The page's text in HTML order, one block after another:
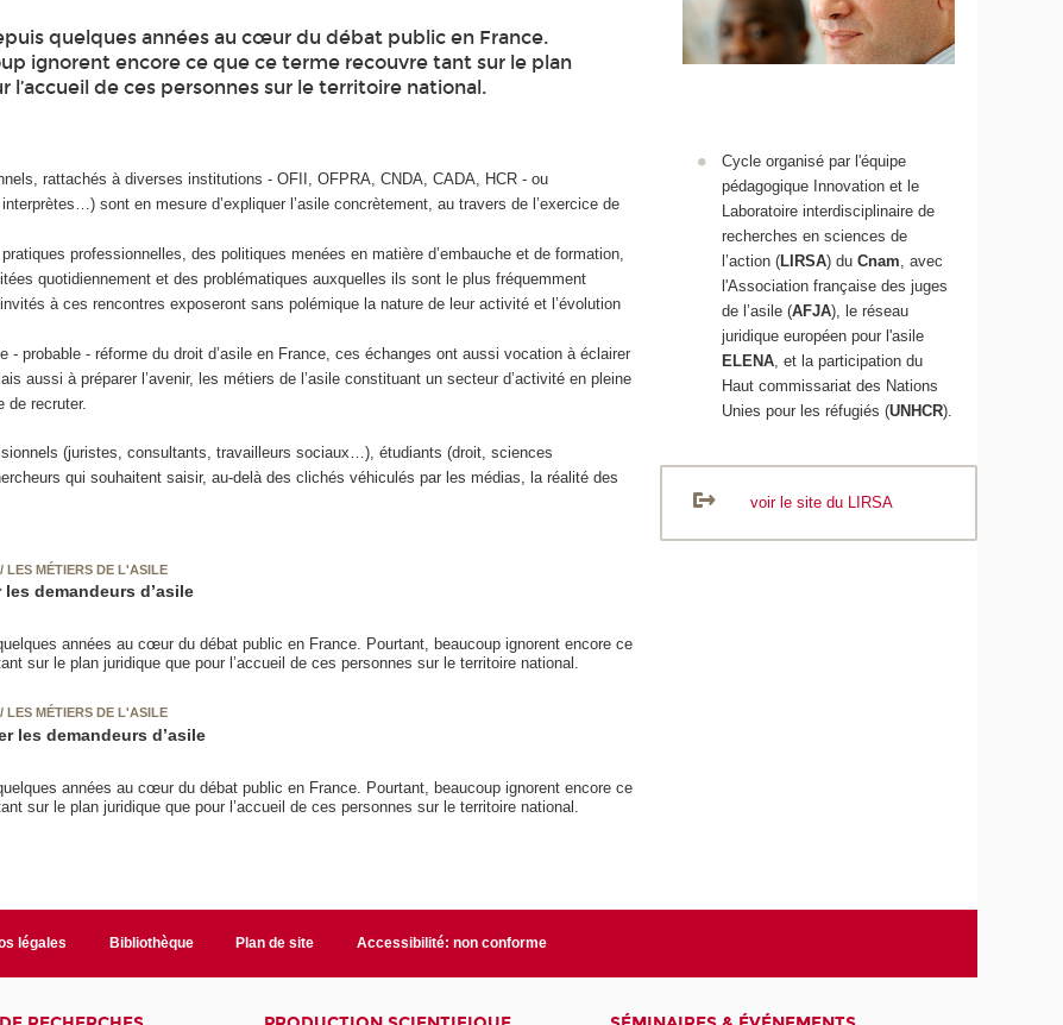
quelques années au cœur du débat public en France.
ignorent encore ce que ce terme recouvre tant sur le plan
l’accueil de ces personnes sur le territoire national.
rattachés à diverses institutions - OFII, OFPRA, CNDA, CADA, HCR - ou
sont en mesure d’expliquer l’asile concrètement, au travers de l’exercice de
professionnelles, des politiques menées en matière d’embauche et de formation,
quotidiennement et des problématiques auxquelles ils sont le plus fréquemment
à ces rencontres exposeront sans polémique la nature de leur activité et l’évolution
- probable - réforme du droit d’asile en France, ces échanges ont aussi vocation à éclairer
aussi à préparer l’avenir, les métiers de l’asile constituant un secteur d’activité en pleine
de recruter.
(juristes, consultants, travailleurs sociaux…), étudiants (droit, sciences
qui souhaitent saisir, au-delà des clichés véhiculés par les médias, la réalité des
LES MÉTIERS DE L'ASILE
demandeurs d’asile
années au cœur du débat public en France. Pourtant, beaucoup ignorent encore ce
sur le plan juridique que pour l’accueil de ces personnes sur le territoire national.
LES MÉTIERS DE L'ASILE
les demandeurs d’asile
années au cœur du débat public en France. Pourtant, beaucoup ignorent encore ce
sur le plan juridique que pour l’accueil de ces personnes sur le territoire national.
Cycle organisé par l'équipe
pédagogique Innovation et le
Laboratoire interdisciplinaire de
recherches en sciences de
l’action (LIRSA) du Cnam, avec
l'Association française des juges
de l’asile (AFJA), le réseau
juridique européen pour l'asile
ELENA, et la participation du
Haut commissariat des Nations
Unies pour les réfugiés (UNHCR).
voir le site du LIRSA
légales Bibliothèque Plan de site Accessibilité: non conforme